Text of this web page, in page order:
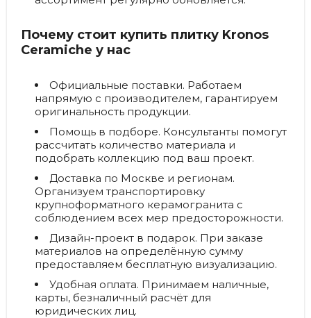
Почему стоит купить плитку Kronos
Ceramiche у нас
Официальные поставки. Работаем
напрямую с производителем, гарантируем
оригинальность продукции.
Помощь в подборе. Консультанты помогут
рассчитать количество материала и
подобрать коллекцию под ваш проект.
Доставка по Москве и регионам.
Организуем транспортировку
крупноформатного керамогранита с
соблюдением всех мер предосторожности.
Дизайн-проект в подарок. При заказе
материалов на определённую сумму
предоставляем бесплатную визуализацию.
Удобная оплата. Принимаем наличные,
карты, безналичный расчёт для
юридических лиц.